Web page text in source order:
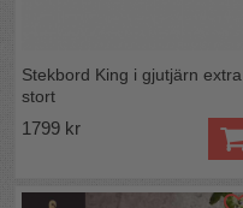
Stekbord King i gjutjärn extra
stort
1799 kr